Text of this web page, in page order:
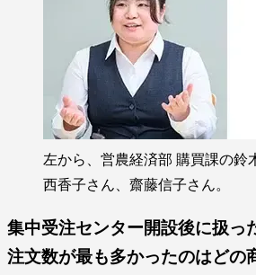
左から、営農経済部 購買課の鈴
西香子さん、齋藤信子さん。
集中受注センター開設後に扱っ
注文数が最も多かったのはどの